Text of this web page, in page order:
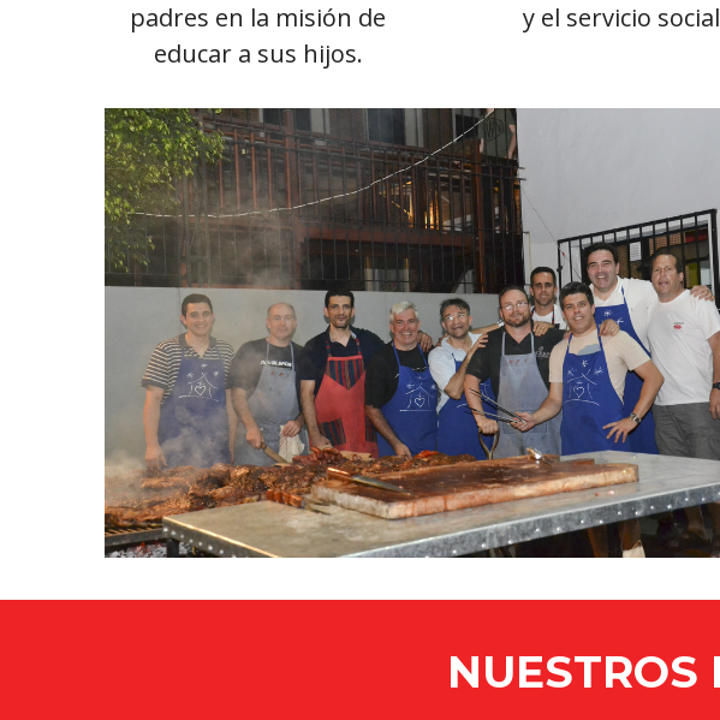
padres en la misión de
educar a sus hijos.
y el servicio
NUESTROS